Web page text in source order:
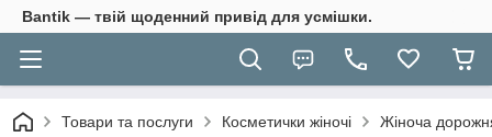
Bantik — твій щоденний привід для усмішки.
Товари та послуги Косметички жіночі Жіноча